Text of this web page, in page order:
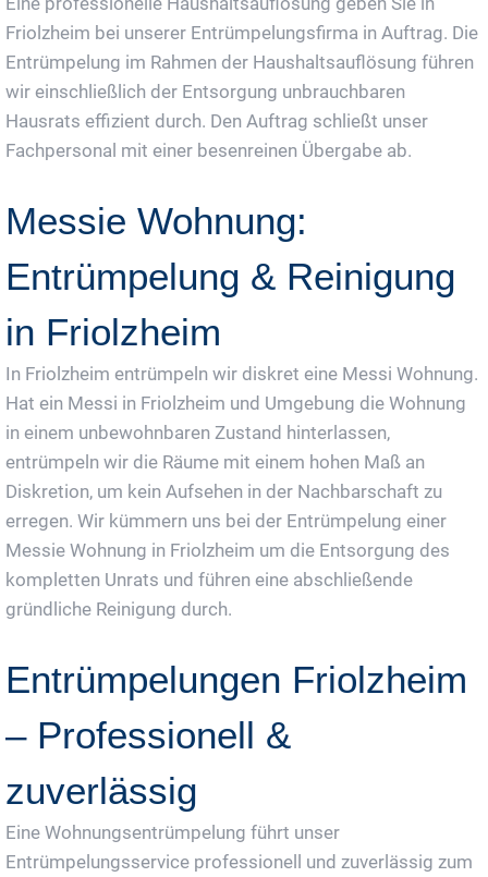
Friolzheim bei unserer Entrümpelungsfirma in Auftrag. Die
Entrümpelung im Rahmen der Haushaltsauflösung führen
wir einschließlich der Entsorgung unbrauchbaren
Hausrats effizient durch. Den Auftrag schließt unser
Fachpersonal mit einer besenreinen Übergabe ab.
Messie Wohnung:
Entrümpelung & Reinigung
in Friolzheim
In Friolzheim entrümpeln wir diskret eine Messi Wohnung.
Hat ein Messi in Friolzheim und Umgebung die Wohnung
in einem unbewohnbaren Zustand hinterlassen,
entrümpeln wir die Räume mit einem hohen Maß an
Diskretion, um kein Aufsehen in der Nachbarschaft zu
erregen. Wir kümmern uns bei der Entrümpelung einer
Messie Wohnung in Friolzheim um die Entsorgung des
kompletten Unrats und führen eine abschließende
gründliche Reinigung durch.
Entrümpelungen Friolzheim
– Professionell &
zuverlässig
Eine Wohnungsentrümpelung führt unser
Entrümpelungsservice professionell und zuverlässig zum